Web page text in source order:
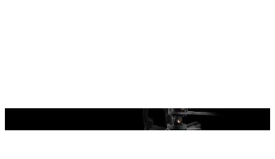
Accessori per il confezionamento della staffa
Accessori per il confezionamento della staffa